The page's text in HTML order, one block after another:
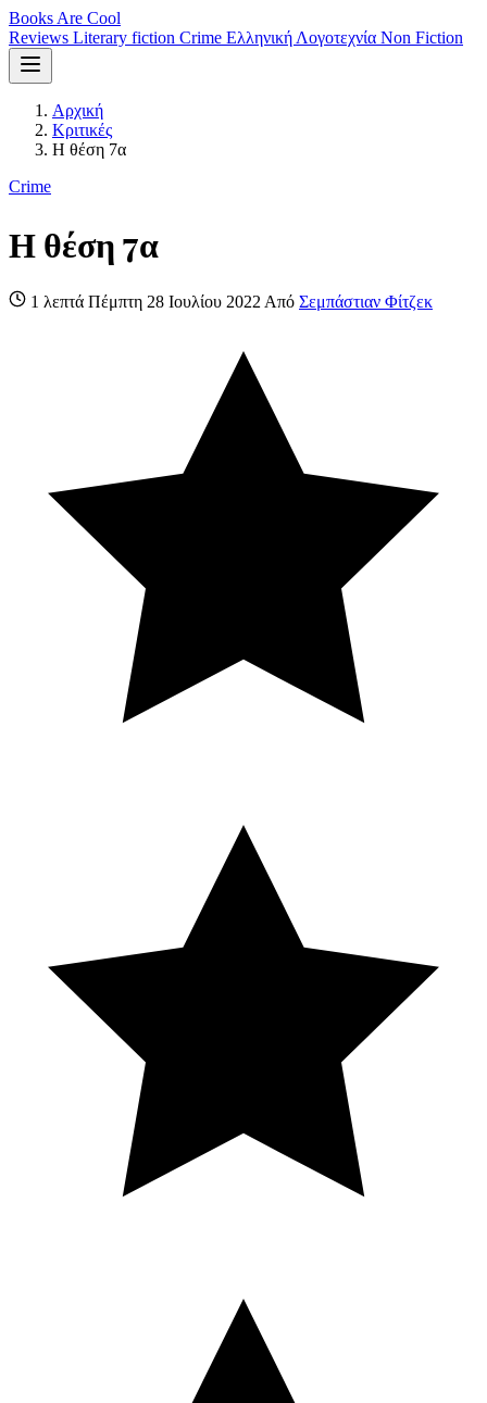
Books Are Cool
Reviews Literary fiction Crime Ελληνική Λογοτεχνία Non Fiction
Αρχική
Κριτικές
Η θέση 7α
Crime
Η θέση 7α
1 λεπτά Πέμπτη 28 Ιουλίου 2022 Από Σεμπάστιαν Φίτζεκ